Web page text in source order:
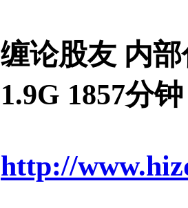
缠论股友 内
1.9G 1857分钟
http://